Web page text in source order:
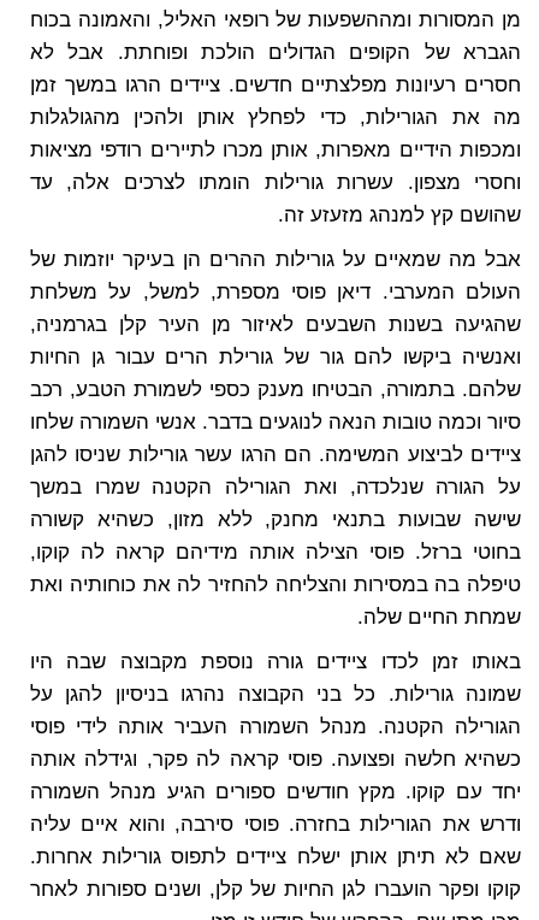
מן המסורות ומההשפעות של רופאי האליל, והאמונה בכוח
הגברא של הקופים הגדולים הולכת ופוחתת. אבל לא
חסרים רעיונות מפלצתיים חדשים. ציידים הרגו במשך זמן
מה את הגורילות, כדי לפחלץ אותן ולהכין מהגולגלות
ומכפות הידיים מאפרות, אותן מכרו לתיירים רודפי מציאות
וחסרי מצפון. עשרות גורילות הומתו לצרכים אלה, עד
שהושם קץ למנהג מזעזע זה.
אבל מה שמאיים על גורילות ההרים הן בעיקר יוזמות של
העולם המערבי. דיאן פוסי מספרת, למשל, על משלחת
שהגיעה בשנות השבעים לאיזור מן העיר קלן בגרמניה,
ואנשיה ביקשו להם גור של גורילת הרים עבור גן החיות
שלהם. בתמורה, הבטיחו מענק כספי לשמורת הטבע, רכב
סיור וכמה טובות הנאה לנוגעים בדבר. אנשי השמורה שלחו
ציידים לביצוע המשימה. הם הרגו עשר גורילות שניסו להגן
על הגורה שנלכדה, ואת הגורילה הקטנה שמרו במשך
שישה שבועות בתנאי מחנק, ללא מזון, כשהיא קשורה
בחוטי ברזל. פוסי הצילה אותה מידיהם קראה לה קוקו,
טיפלה בה במסירות והצליחה להחזיר לה את כוחותיה ואת
שמחת החיים שלה.
באותו זמן לכדו ציידים גורה נוספת מקבוצה שבה היו
שמונה גורילות. כל בני הקבוצה נהרגו בניסיון להגן על
הגורילה הקטנה. מנהל השמורה העביר אותה לידי פוסי
כשהיא חלשה ופצועה. פוסי קראה לה פקר, וגידלה אותה
יחד עם קוקו. מקץ חודשים ספורים הגיע מנהל השמורה
ודרש את הגורילות בחזרה. פוסי סירבה, והוא איים עליה
שאם לא תיתן אותן ישלח ציידים לתפוס גורילות אחרות.
קוקו ופקר הועברו לגן החיות של קלן, ושנים ספורות לאחר